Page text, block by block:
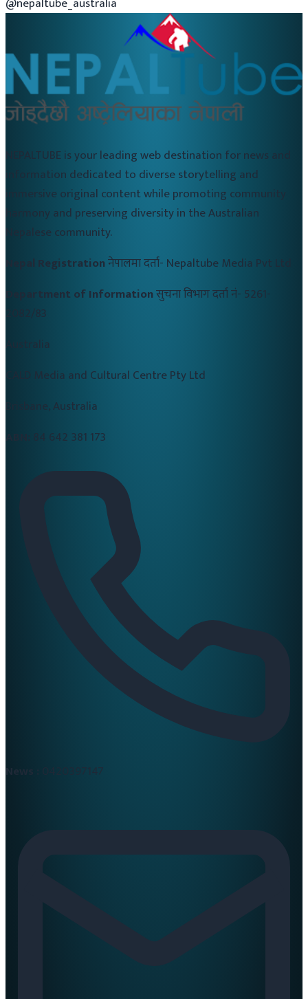
NEPALTUBE is your leading web destination for news and
information dedicated to diverse storytelling and
immersive original content while promoting community
harmony and preserving diversity in the Australian
Nepalese community.
Nepal Registrationनेपालमा दर्ता- Nepaltube Media Pvt Ltd
Department of Informationसुचना विभाग दर्ता नं- 5261-
2082/83
Australia
CALD Media and Cultural Centre Pty Ltd
Brisbane, Australia
84 642 381 173